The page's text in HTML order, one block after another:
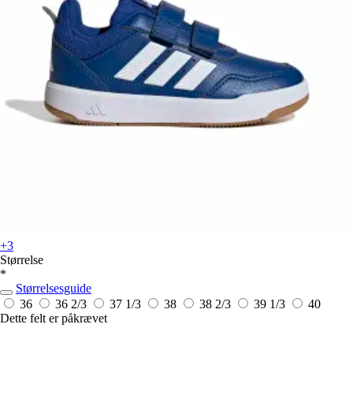
+3
Størrelse
*
Størrelsesguide
36
36 2/3 37 1/3 38 38 2/3 39 1/3
40
Dette felt er påkrævet